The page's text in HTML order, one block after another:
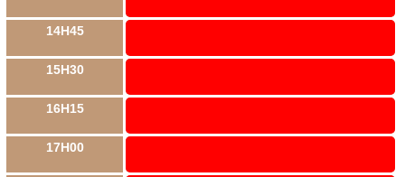
14H45
15H30
16H15
17H00